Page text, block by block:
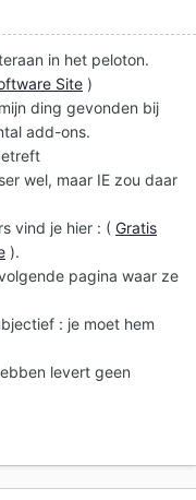
in het peloton.
Site )
ding gevonden bij
add-ons.
wel, maar IE zou daar
vind je hier : ( Gratis
).
pagina waar ze
: je moet hem
levert geen